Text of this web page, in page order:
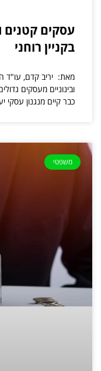
עסקים קטנים
בקניין רוחני
מאת: יריב קדם, עו"ד
ובינוניים מעסקים
כבר קיים מנגנון עסקי
משפטי